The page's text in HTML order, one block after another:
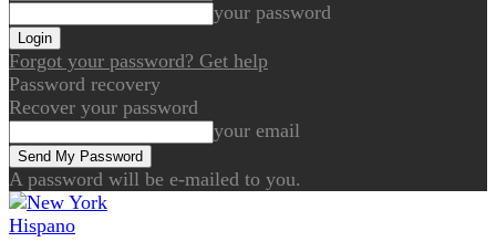
your password
Forgot your password? Get help
Password recovery
Recover your password
your email
A password will be e-mailed to you.